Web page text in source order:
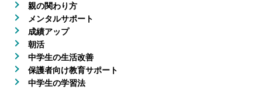
親の関わり方
メンタルサポート
成績アップ
朝活
中学生の生活改善
保護者向け教育サポート
中学生の学習法